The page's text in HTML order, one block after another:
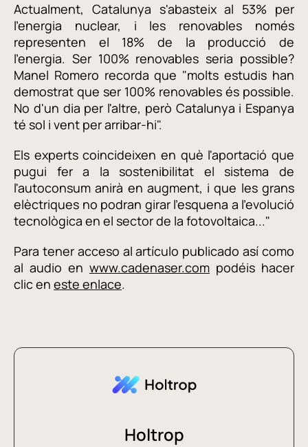
Actualment, Catalunya s'abasteix al 53% per
l'energia nuclear, i les renovables només
representen el 18% de la producció de
l'energia. Ser 100% renovables seria possible?
Manel Romero recorda que "molts estudis han
demostrat que ser 100% renovables és possible.
No d'un dia per l'altre, però Catalunya i Espanya
té sol i vent per arribar-hi".
Els experts coincideixen en què l'aportació que
pugui fer a la sostenibilitat el sistema de
l'autoconsum anirà en augment, i que les grans
elèctriques no podran girar l'esquena a l'evolució
tecnològica en el sector de la fotovoltaica..."
Para tener acceso al artículo publicado así como
al audio en www.cadenaser.com podéis hacer
clic en este enlace.
Holtrop